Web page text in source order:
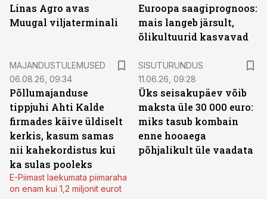
Linas Agro avas
Muugal viljaterminali
Euroopa saagiprognoos:
mais langeb järsult,
õlikultuurid kasvavad
MAJANDUSTULEMUSED
06.08.26, 09:34
Põllumajanduse
tippjuhi Ahti Kalde
firmades käive üldiselt
kerkis, kasum samas
nii kahekordistus kui
ka sulas pooleks
E-Piimast laekumata piimaraha
on enam kui 1,2 miljonit eurot
SISUTURUNDUS
11.06.26, 09:28
Üks seisakupäev võib
maksta üle 30 000 euro:
miks tasub kombain
enne hooaega
põhjalikult üle vaadata